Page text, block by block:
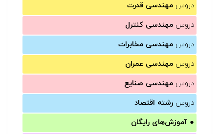
دروس مهندسی قدرت
دروس مهندسی کنترل
دروس مهندسی مخابرات
دروس مهندسی عمران
دروس مهندسی صنایع
دروس رشته اقتصاد
● آموزش‌های رایگان